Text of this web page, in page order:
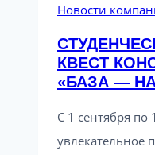
Новости
КВЕСТ
«БАЗА —
С 1 сентября по
увлекательное